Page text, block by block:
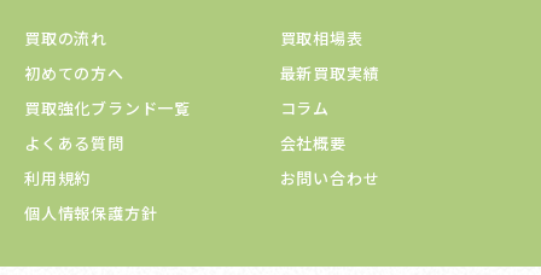
買取の流れ
買取相場表
初めての方へ
最新買取実績
買取強化ブランド一覧
コラム
よくある質問
会社概要
利用規約
お問い合わせ
個人情報保護方針